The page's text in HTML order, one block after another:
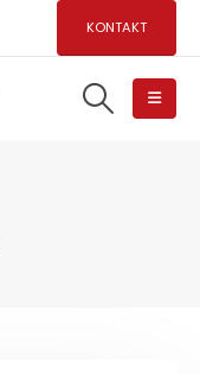
KONTAKT